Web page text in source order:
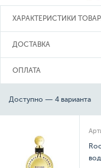
ХАРАКТЕРИСТИКИ
ДОСТАВКА
ОПЛАТА
Доступно — 4 варианта